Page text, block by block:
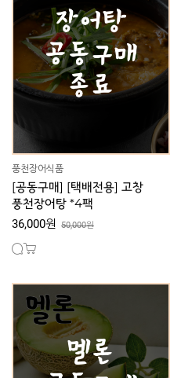
풍천장어식품
[공동구매] [택배전용] 고창
풍천장어탕 *4팩
36,000원 50,000원